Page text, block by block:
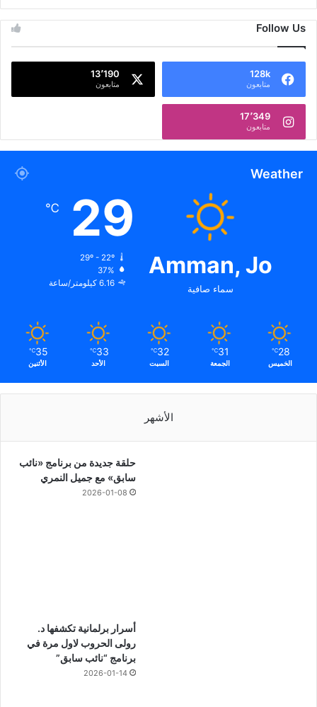
Follow Us
128k
متابعون
13٬190
متابعون
17٬349
متابعون
Weather
Amman, Jo
سماء صافية
29
℃
29º - 22º
37%
6.16 كيلومتر/ساعة
28
℃
الخميس
31
℃
الجمعة
32
℃
السبت
33
℃
الأحد
35
℃
الأثنين
الأشهر
حلقة جديدة من برنامج «نائب
سابق» مع جميل النمري
2026-01-08
أسرار برلمانية تكشفها د.
رولى الحروب لاول مرة في
برنامج “نائب سابق”
2026-01-14